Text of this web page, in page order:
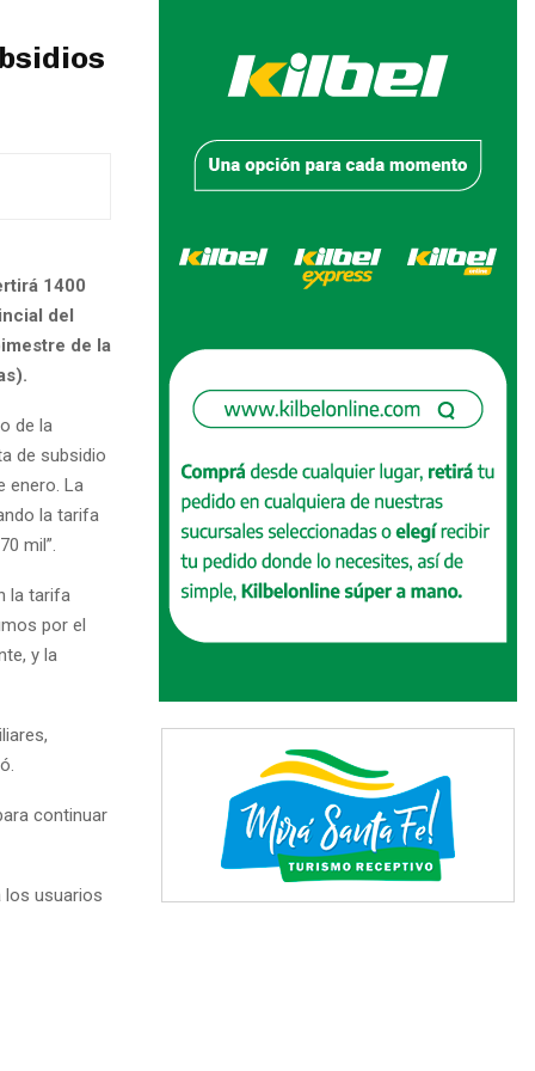
1400
del
de la
de la
de subsidio
enero. La
la tarifa
mil”.
la tarifa
por el
y la
continuar
los usuarios